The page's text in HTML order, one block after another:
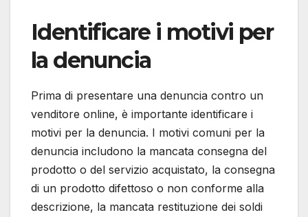
Identificare i motivi per
la denuncia
Prima di presentare una denuncia contro un
venditore online, è importante identificare i
motivi per la denuncia. I motivi comuni per la
denuncia includono la mancata consegna del
prodotto o del servizio acquistato, la consegna
di un prodotto difettoso o non conforme alla
descrizione, la mancata restituzione dei soldi